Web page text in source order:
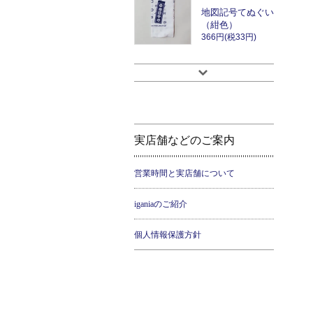
地図記号てぬぐい
（紺色）
366円(税33円)
実店舗などのご案内
営業時間と実店舗について
iganiaのご紹介
個人情報保護方針